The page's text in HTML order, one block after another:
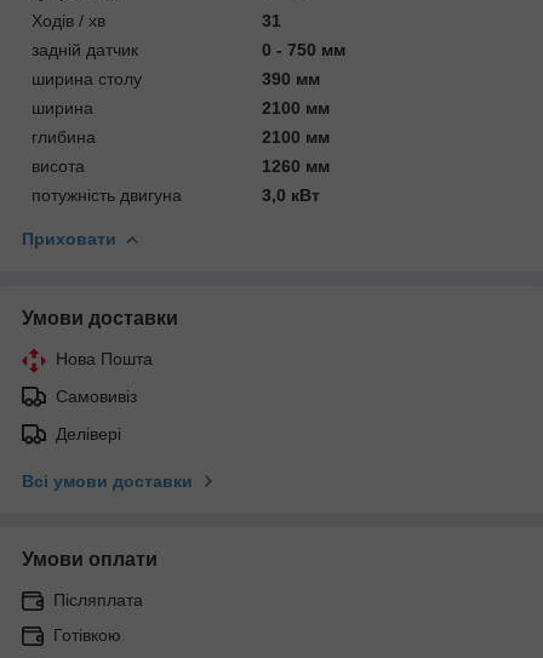
Ходів / хв
31
задній датчик
0 - 750 мм
ширина столу
390 мм
ширина
2100 мм
глибина
2100 мм
висота
1260 мм
потужність двигуна
3,0 кВт
Приховати
Умови доставки
Нова Пошта
Самовивіз
Делівері
Всі умови доставки
Умови оплати
Післяплата
Готівкою